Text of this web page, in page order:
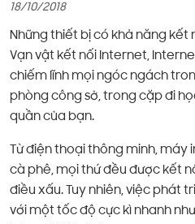
18/10/2018
Những thiết bị có khả năng kết
Vạn vật kết nối Internet,
chiếm lĩnh mọi ngóc ngách
phòng công sở, trong cặp đi
quần của bạn.
Từ điện thoại thông minh, máy
cà phê, mọi thứ đều được kết
điều xấu. Tuy nhiên, việc phát
với một tốc độ cực kì nhanh